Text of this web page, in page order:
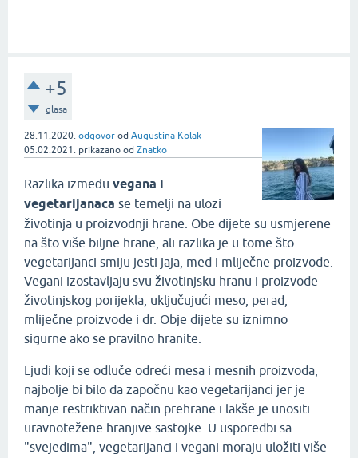
+5
glasa
28.11.2020. odgovor od Augustina Kolak
05.02.2021. prikazano od Znatko
Razlika između vegana i
vegetarijanaca se temelji na ulozi
životinja u proizvodnji hrane. Obe dijete su usmjerene
na što više biljne hrane, ali razlika je u tome što
vegetarijanci smiju jesti jaja, med i mliječne proizvode.
Vegani izostavljaju svu životinjsku hranu i proizvode
životinjskog porijekla, uključujući meso, perad,
mliječne proizvode i dr. Obje dijete su iznimno
sigurne ako se pravilno hranite.
Ljudi koji se odluče odreći mesa i mesnih proizvoda,
najbolje bi bilo da započnu kao vegetarijanci jer je
manje restriktivan način prehrane i lakše je unositi
uravnotežene hranjive sastojke. U usporedbi sa
"svejedima", vegetarijanci i vegani moraju uložiti više